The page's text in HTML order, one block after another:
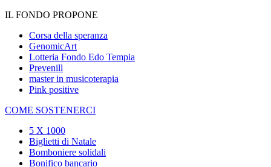
IL FONDO PROPONE
Corsa della speranza
GenomicArt
Lotteria Fondo Edo Tempia
Prevenill
master in musicoterapia
Pink positive
COME SOSTENERCI
5 X 1000
Biglietti di Natale
Bomboniere solidali
Bonifico bancario